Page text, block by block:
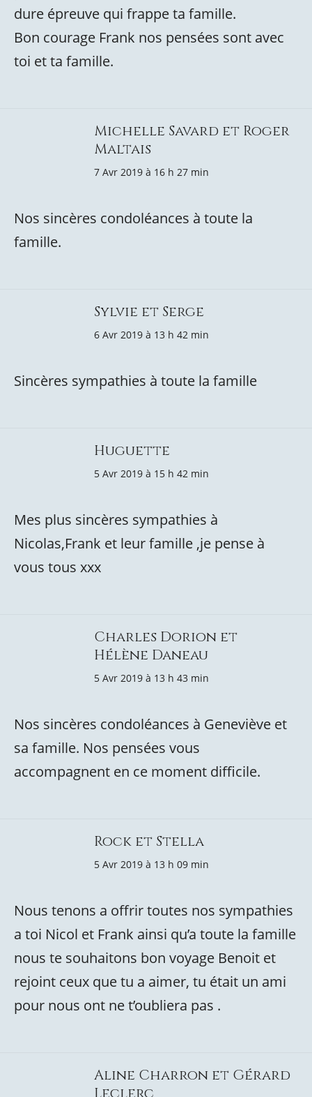
dure épreuve qui frappe ta famille.
Bon courage Frank nos pensées sont avec
toi et ta famille.
Michelle Savard et Roger
Maltais
7 Avr 2019 à 16 h 27 min
Nos sincères condoléances à toute la
famille.
Sylvie et Serge
6 Avr 2019 à 13 h 42 min
Sincères sympathies à toute la famille
Huguette
5 Avr 2019 à 15 h 42 min
Mes plus sincères sympathies à
Nicolas,Frank et leur famille ,je pense à
vous tous xxx
Charles Dorion et
Hélène Daneau
5 Avr 2019 à 13 h 43 min
Nos sincères condoléances à Geneviève et
sa famille. Nos pensées vous
accompagnent en ce moment difficile.
Rock et Stella
5 Avr 2019 à 13 h 09 min
Nous tenons a offrir toutes nos sympathies
a toi Nicol et Frank ainsi qu’a toute la famille
nous te souhaitons bon voyage Benoit et
rejoint ceux que tu a aimer, tu était un ami
pour nous ont ne t’oubliera pas .
Aline Charron et Gérard
Leclerc